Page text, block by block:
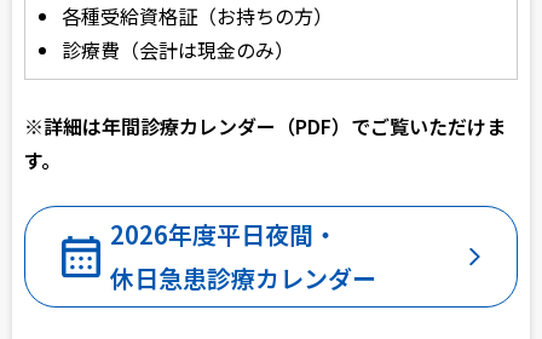
各種受給資格証（お持ちの方）
診療費（会計は現金のみ）
※詳細は年間診療カレンダー（PDF）でご覧いただけま
す。
2026年度平日夜間・
休日急患診療カレンダー